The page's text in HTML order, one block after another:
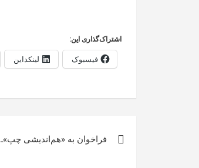
اشتراک‌گذاری این:
فیسبوک لینکداین
نوشته
فراخوان به «هم‌اندیشی چپ»ـ